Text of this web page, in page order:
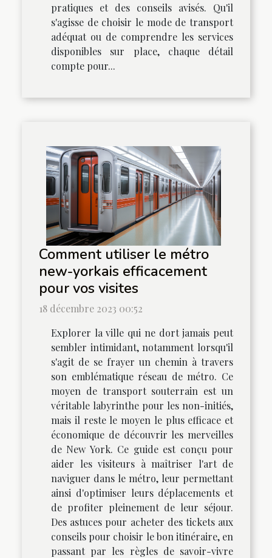
pratiques et des conseils avisés. Qu'il
s'agisse de choisir le mode de transport
adéquat ou de comprendre les services
disponibles sur place, chaque détail
compte pour...
Comment utiliser le métro
new-yorkais efficacement
pour vos visites
18 décembre 2023 00:52
Explorer la ville qui ne dort jamais peut
sembler intimidant, notamment lorsqu'il
s'agit de se frayer un chemin à travers
son emblématique réseau de métro. Ce
moyen de transport souterrain est un
véritable labyrinthe pour les non-initiés,
mais il reste le moyen le plus efficace et
économique de découvrir les merveilles
de New York. Ce guide est conçu pour
aider les visiteurs à maîtriser l'art de
naviguer dans le métro, leur permettant
ainsi d'optimiser leurs déplacements et
de profiter pleinement de leur séjour.
Des astuces pour acheter des tickets aux
conseils pour choisir le bon itinéraire, en
passant par les règles de savoir-vivre